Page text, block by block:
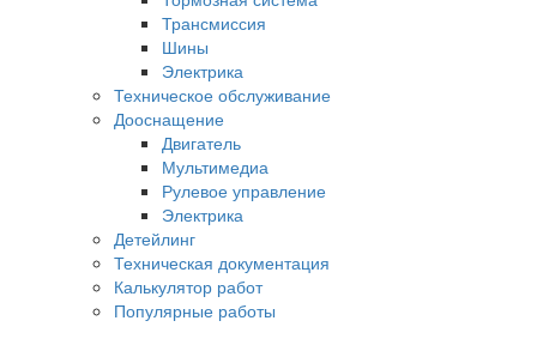
Трансмиссия
Шины
Электрика
Техническое обслуживание
Дооснащение
Двигатель
Мультимедиа
Рулевое управление
Электрика
Детейлинг
Техническая документация
Калькулятор работ
Популярные работы